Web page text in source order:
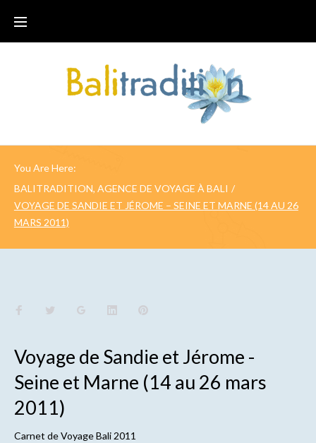
You Are Here:
BALITRADITION, AGENCE DE VOYAGE À BALI /
VOYAGE DE SANDIE ET JÉROME – SEINE ET MARNE (14 AU 26
MARS 2011)
Voyage de Sandie et Jérome -
Seine et Marne (14 au 26 mars
2011)
Carnet deVoyage Bali 2011